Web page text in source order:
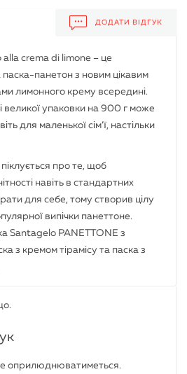
ДОДАТИ ВІДГУК
crema di limone – це
паска-панетон з новим цікавим
лимонного крему всередині.
великої упаковки на 900 г може
для маленької сім’ї, настільки
про те, щоб
навіть в стандартних
для себе, тому створив цілу
випічки панеттоне.
Santagelo PANETTONE з
з кремом тірамісу та паска з
оприлюднюватиметься.